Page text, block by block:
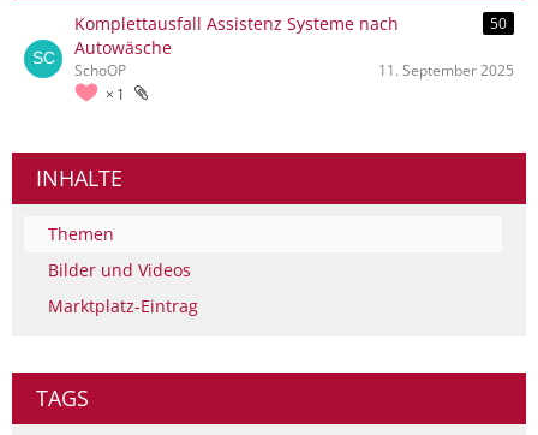
Komplettausfall Assistenz Systeme nach
Autowäsche
50
1
SchoOP 11. September 2025
INHALTE
Themen
Bilder und Videos
Marktplatz-Eintrag
TAGS